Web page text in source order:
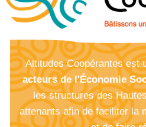
Altitudes Coopérantes est
acteurs de l'Économie
les structures des
attenants afin de faciliter la